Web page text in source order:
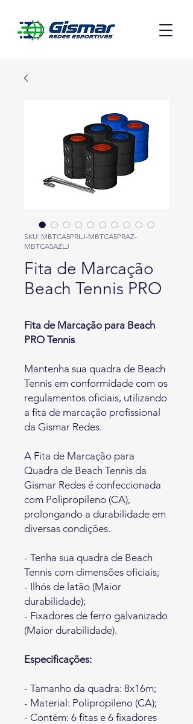
SKU: MBTCA5PRLJ-MBTCA5PRAZ-
MBTCA5AZLJ
Fita de Marcação
Beach Tennis PRO
Fita de Marcação para Beach
PRO Tennis
Mantenha sua quadra de Beach
Tennis em conformidade com os
regulamentos oficiais, utilizando
a fita de marcação profissional
da Gismar Redes.
A Fita de Marcação para
Quadra de Beach Tennis da
Gismar Redes é confeccionada
com Polipropileno (CA),
prolongando a durabilidade em
diversas condições.
- Tenha sua quadra de Beach
Tennis com dimensões oficiais;
- Ilhós de latão (Maior
durabilidade);
- Fixadores de ferro galvanizado
(Maior durabilidade).
Especificações:
- Tamanho da quadra: 8x16m;
- Material: Polipropileno (CA);
- Contém: 6 fitas e 6 fixadores